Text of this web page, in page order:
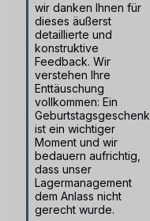
wir danken Ihnen für
dieses äußerst
detaillierte und
konstruktive
Feedback. Wir
verstehen Ihre
Enttäuschung
vollkommen: Ein
Geburtstagsgeschenk
ist ein wichtiger
Moment und wir
bedauern aufrichtig,
dass unser
Lagermanagement
dem Anlass nicht
gerecht wurde.